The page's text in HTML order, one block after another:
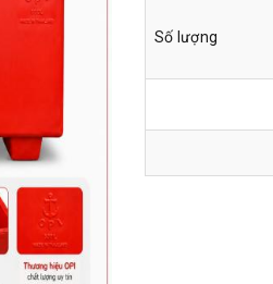
Số lượng